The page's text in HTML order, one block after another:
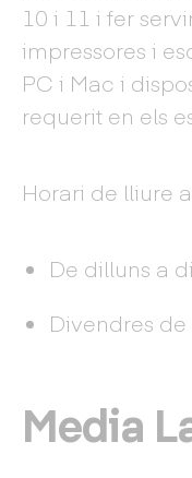
10 i 11 i fer
impressores i
PC i Mac i
requerit en els
Horari de lliure
De dilluns a
Divendres de
Media